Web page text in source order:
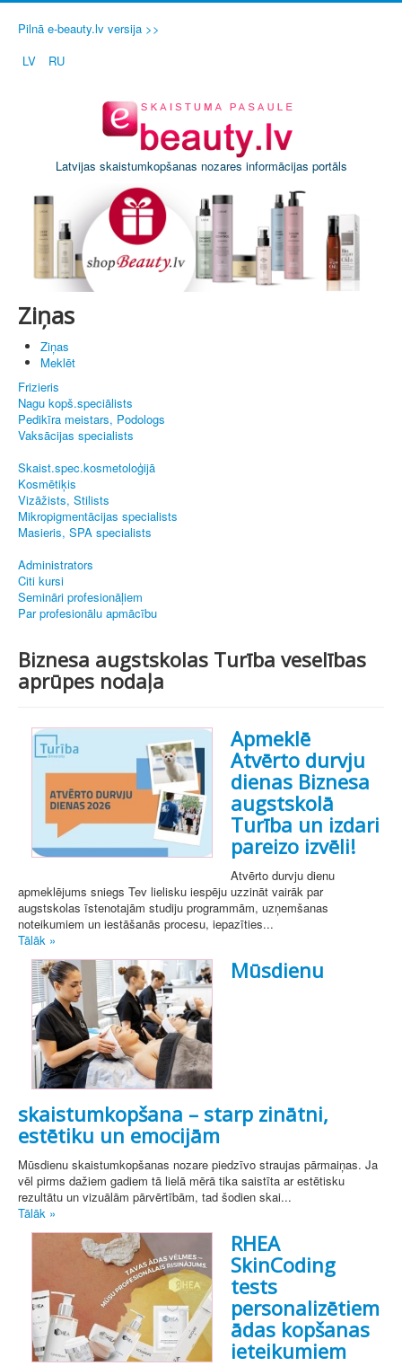
Pilnā e-beauty.lv versija >>
LV
RU
Latvijas skaistumkopšanas nozares informācijas portāls
Ziņas
Ziņas
Meklēt
Frizieris
Nagu kopš.speciālists
Pedikīra meistars, Podologs
Vaksācijas specialists
Skaist.spec.kosmetoloģijā
Kosmētiķis
Vizāžists, Stilists
Mikropigmentācijas specialists
Masieris, SPA specialists
Administrators
Citi kursi
Semināri profesionāļiem
Par profesionālu apmācību
Biznesa augstskolas Turība veselības
aprūpes nodaļa
Apmeklē
Atvērto durvju
dienas Biznesa
augstskolā
Turība un izdari
pareizo izvēli!
Atvērto durvju dienu
apmeklējums sniegs Tev lielisku iespēju uzzināt vairāk par
augstskolas īstenotajām studiju programmām, uzņemšanas
noteikumiem un iestāšanās procesu, iepazīties...
Tālāk »
Mūsdienu
skaistumkopšana – starp zinātni,
estētiku un emocijām
Mūsdienu skaistumkopšanas nozare piedzīvo straujas pārmaiņas. Ja
vēl pirms dažiem gadiem tā lielā mērā tika saistīta ar estētisku
rezultātu un vizuālām pārvērtībām, tad šodien skai...
Tālāk »
RHEA
SkinCoding
tests
personalizētiem
ādas kopšanas
ieteikumiem